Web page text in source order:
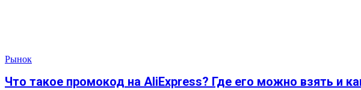
Рынок
Что такое промокод на AliExpress? Где его можно взять и